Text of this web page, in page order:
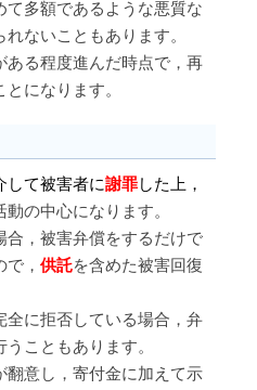
て多額であるような悪質な
ないこともあります。
ある程度進んだ時点で，再
になります。
して被害者に謝罪した上，
の中心になります。
合，被害弁償をするだけで
， 供託を含めた被害回復
全に拒否している場合，弁
うこともあります。
翻意し，寄付金に加えて示